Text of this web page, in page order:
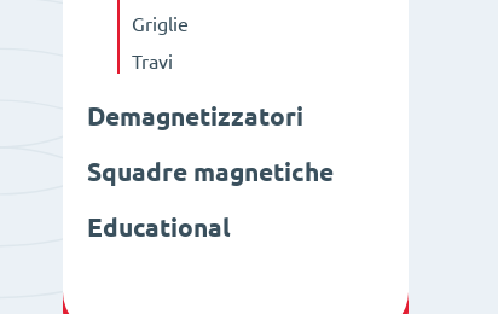
Griglie
Travi
Demagnetizzatori
Squadre magnetiche
Educational